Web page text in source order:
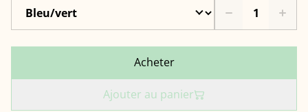
Acheter
Ajouter au panier